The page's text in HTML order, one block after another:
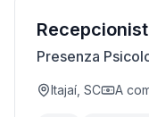
Presenza
Itajaí, SC A